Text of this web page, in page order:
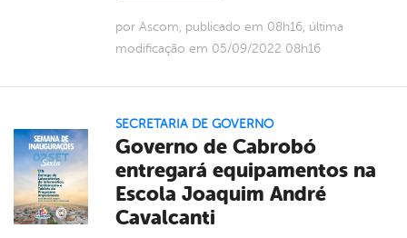
por Ascom, publicado em 08h16, última
modificação em 05/09/2022 08h16
SECRETARIA DE GOVERNO
Governo de Cabrobó
entregará equipamentos na
Escola Joaquim André
Cavalcanti